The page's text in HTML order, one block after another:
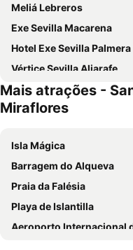
Meliá Lebreros
Exe Sevilla Macarena
Hotel Exe Sevilla Palmera
Vértice Sevilla Aljarafe
Novotel Sevilla
Porcel Torneo
NH Sevilla Plaza de Armas
Exe Isla Cartuja
NH Collection Sevilla
Petit Palace Puerta de
Hotel Fernando III
Mais atrações -
Miraflores
Isla Mágica
Barragem do Alqueva
Praia da Falésia
Playa de Islantilla
Aeroporto Internacional de Faro - Gago